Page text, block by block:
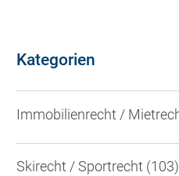
Kategorien
Skirecht / Sportrecht (103)